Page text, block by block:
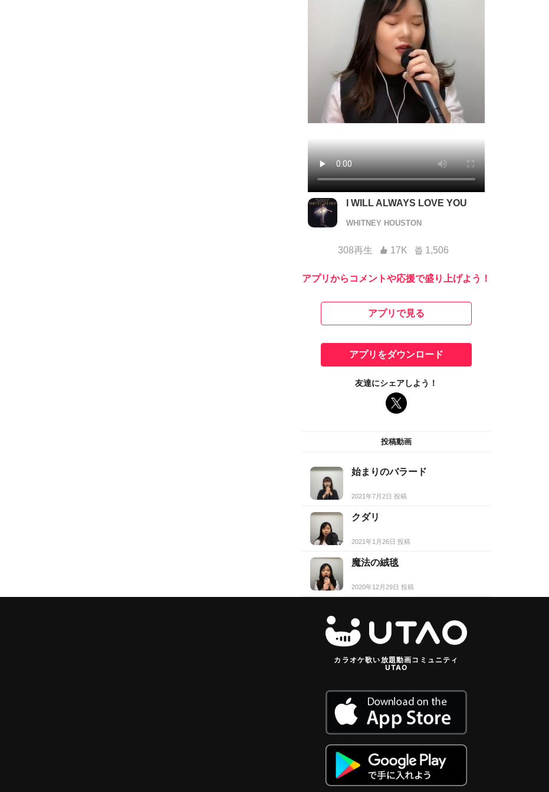
I WILL ALWAYS LOVE YOU
WHITNEY HOUSTON
308再生 17K 1,506
アプリからコメントや応援で盛り上げよう！
アプリで見る
アプリをダウンロード
友達にシェアしよう！
投稿動画
始まりのバラード
2021年7月2日 投稿
クダリ
2021年1月26日 投稿
魔法の絨毯
2020年12月29日 投稿
カラオケ歌い放題動画コミュニティ
UTAO